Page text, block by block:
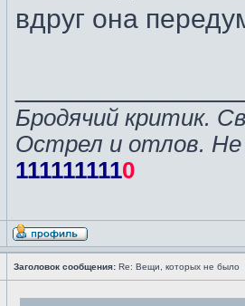
вдруг она
Бродячий критик.
Острел и отлов. Не
1111111110
Заголовок сообщения: Re: Вещи, которых не было